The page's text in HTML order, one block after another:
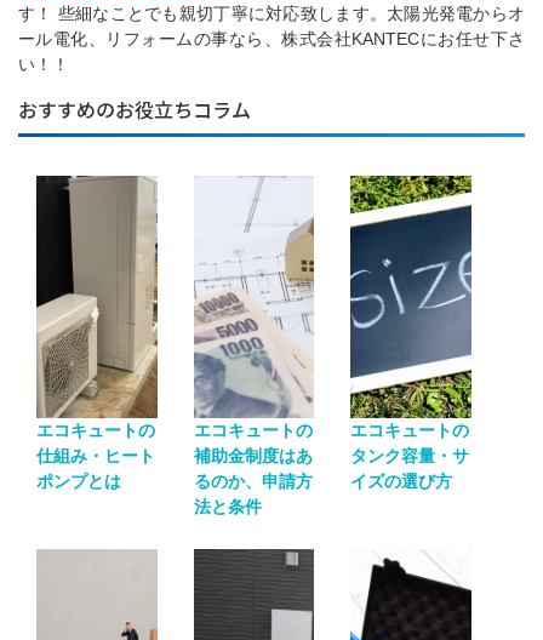
す！ 些細なことでも親切丁寧に対応致します。太陽光発電からオ
ール電化、リフォームの事なら、株式会社KANTECにお任せ下さ
い！！
おすすめのお役立ちコラム
エコキュートの
仕組み・ヒート
ポンプとは
エコキュートの
補助金制度はあ
るのか、申請方
法と条件
エコキュートの
タンク容量・サ
イズの選び方